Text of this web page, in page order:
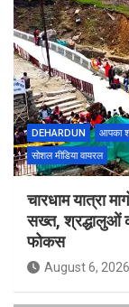
DEHARDUN आपका
सोशल मीडिया वायरल
चारधाम यात्रा
सख्त, श्रद्धालुओं
फोकस
August 6, 2026